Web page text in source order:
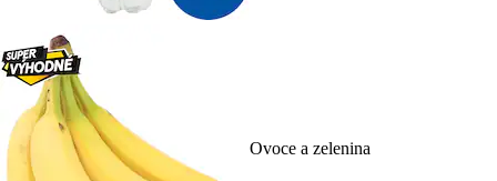
Ovoce a zelenina